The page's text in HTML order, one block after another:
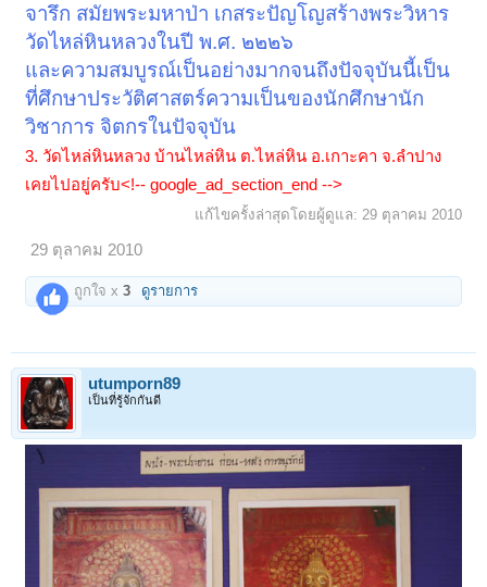
จารึก สมัยพระมหาป่า เกสระปัญโญสร้างพระวิหาร
วัดไหล่หินหลวงในปี พ.ศ. ๒๒๒๖
และความสมบูรณ์เป็นอย่างมากจนถึงปัจจุบันนี้เป็น
ที่ศึกษาประวัติศาสตร์ความเป็นของนักศึกษานัก
วิชาการ จิตกรในปัจจุบัน
3. วัดไหล่หินหลวง บ้านไหล่หิน ต.ไหล่หิน อ.เกาะคา จ.ลำปาง
เคยไปอยู่ครับ<!-- google_ad_section_end -->
แก้ไขครั้งล่าสุดโดยผู้ดูแล: 29 ตุลาคม 2010
29 ตุลาคม 2010
ถูกใจ x3 ดูรายการ
utumporn89
เป็นที่รู้จักกันดี